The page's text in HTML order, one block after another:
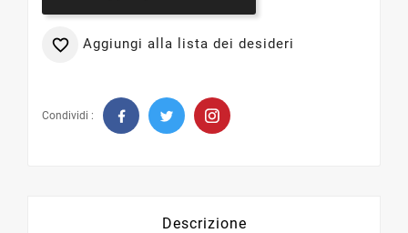
 Aggiungi alla lista dei desideri
Condividi :
Descrizione